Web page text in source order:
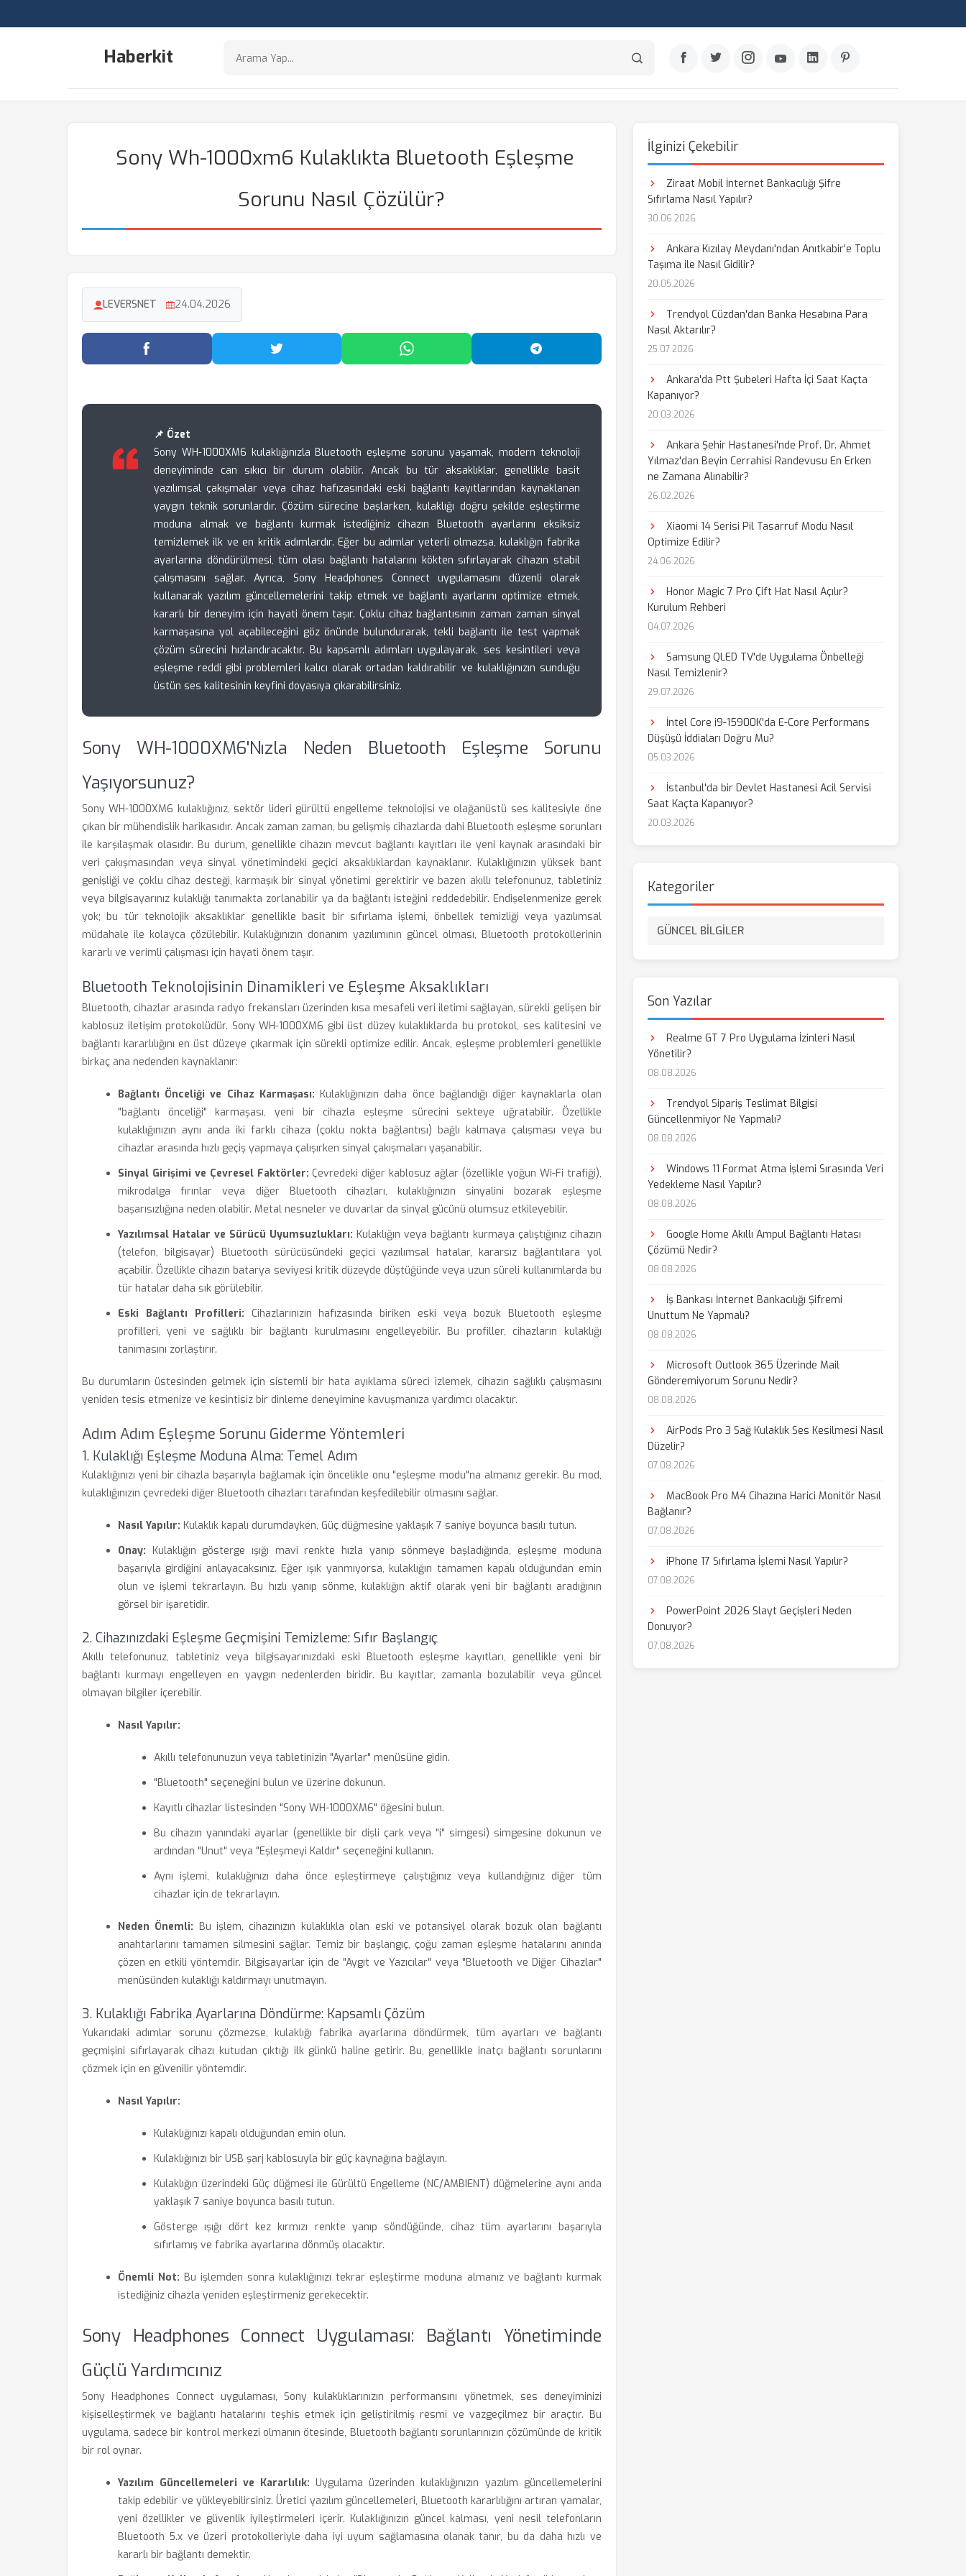
Haberkit
Sony Wh-1000xm6 Kulaklıkta Bluetooth Eşleşme
Sorunu Nasıl Çözülür?
LEVERSNET 24.04.2026
Facebook'ta Paylaş Twitter'da Paylaş WhatsApp'ta Paylaş Telegram'da Paylaş
📌 Özet
Sony WH-1000XM6 kulaklığınızla Bluetooth eşleşme sorunu yaşamak, modern teknoloji
deneyiminde can sıkıcı bir durum olabilir. Ancak bu tür aksaklıklar, genellikle basit
yazılımsal çakışmalar veya cihaz hafızasındaki eski bağlantı kayıtlarından kaynaklanan
yaygın teknik sorunlardır. Çözüm sürecine başlarken, kulaklığı doğru şekilde eşleştirme
moduna almak ve bağlantı kurmak istediğiniz cihazın Bluetooth ayarlarını eksiksiz
temizlemek ilk ve en kritik adımlardır. Eğer bu adımlar yeterli olmazsa, kulaklığın fabrika
ayarlarına döndürülmesi, tüm olası bağlantı hatalarını kökten sıfırlayarak cihazın stabil
çalışmasını sağlar. Ayrıca, Sony Headphones Connect uygulamasını düzenli olarak
kullanarak yazılım güncellemelerini takip etmek ve bağlantı ayarlarını optimize etmek,
kararlı bir deneyim için hayati önem taşır. Çoklu cihaz bağlantısının zaman zaman sinyal
karmaşasına yol açabileceğini göz önünde bulundurarak, tekli bağlantı ile test yapmak
çözüm sürecini hızlandıracaktır. Bu kapsamlı adımları uygulayarak, ses kesintileri veya
eşleşme reddi gibi problemleri kalıcı olarak ortadan kaldırabilir ve kulaklığınızın sunduğu
üstün ses kalitesinin keyfini doyasıya çıkarabilirsiniz.
Sony WH-1000XM6'nızla Neden Bluetooth Eşleşme Sorunu
Yaşıyorsunuz?
Sony WH-1000XM6 kulaklığınız, sektör lideri gürültü engelleme teknolojisi ve olağanüstü ses kalitesiyle öne
çıkan bir mühendislik harikasıdır. Ancak zaman zaman, bu gelişmiş cihazlarda dahi Bluetooth eşleşme sorunları
ile karşılaşmak olasıdır. Bu durum, genellikle cihazın mevcut bağlantı kayıtları ile yeni kaynak arasındaki bir
veri çakışmasından veya sinyal yönetimindeki geçici aksaklıklardan kaynaklanır. Kulaklığınızın yüksek bant
genişliği ve çoklu cihaz desteği, karmaşık bir sinyal yönetimi gerektirir ve bazen akıllı telefonunuz, tabletiniz
veya bilgisayarınız kulaklığı tanımakta zorlanabilir ya da bağlantı isteğini reddedebilir. Endişelenmenize gerek
yok; bu tür teknolojik aksaklıklar genellikle basit bir sıfırlama işlemi, önbellek temizliği veya yazılımsal
müdahale ile kolayca çözülebilir. Kulaklığınızın donanım yazılımının güncel olması, Bluetooth protokollerinin
kararlı ve verimli çalışması için hayati önem taşır.
Bluetooth Teknolojisinin Dinamikleri ve Eşleşme Aksaklıkları
Bluetooth, cihazlar arasında radyo frekansları üzerinden kısa mesafeli veri iletimi sağlayan, sürekli gelişen bir
kablosuz iletişim protokolüdür. Sony WH-1000XM6 gibi üst düzey kulaklıklarda bu protokol, ses kalitesini ve
bağlantı kararlılığını en üst düzeye çıkarmak için sürekli optimize edilir. Ancak, eşleşme problemleri genellikle
birkaç ana nedenden kaynaklanır:
Bağlantı Önceliği ve Cihaz Karmaşası: Kulaklığınızın daha önce bağlandığı diğer kaynaklarla olan
"bağlantı önceliği" karmaşası, yeni bir cihazla eşleşme sürecini sekteye uğratabilir. Özellikle
kulaklığınızın aynı anda iki farklı cihaza (çoklu nokta bağlantısı) bağlı kalmaya çalışması veya bu
cihazlar arasında hızlı geçiş yapmaya çalışırken sinyal çakışmaları yaşanabilir.
Sinyal Girişimi ve Çevresel Faktörler: Çevredeki diğer kablosuz ağlar (özellikle yoğun Wi-Fi trafiği),
mikrodalga fırınlar veya diğer Bluetooth cihazları, kulaklığınızın sinyalini bozarak eşleşme
başarısızlığına neden olabilir. Metal nesneler ve duvarlar da sinyal gücünü olumsuz etkileyebilir.
Yazılımsal Hatalar ve Sürücü Uyumsuzlukları: Kulaklığın veya bağlantı kurmaya çalıştığınız cihazın
(telefon, bilgisayar) Bluetooth sürücüsündeki geçici yazılımsal hatalar, kararsız bağlantılara yol
açabilir. Özellikle cihazın batarya seviyesi kritik düzeyde düştüğünde veya uzun süreli kullanımlarda bu
tür hatalar daha sık görülebilir.
Eski Bağlantı Profilleri: Cihazlarınızın hafızasında biriken eski veya bozuk Bluetooth eşleşme
profilleri, yeni ve sağlıklı bir bağlantı kurulmasını engelleyebilir. Bu profiller, cihazların kulaklığı
tanımasını zorlaştırır.
Bu durumların üstesinden gelmek için sistemli bir hata ayıklama süreci izlemek, cihazın sağlıklı çalışmasını
yeniden tesis etmenize ve kesintisiz bir dinleme deneyimine kavuşmanıza yardımcı olacaktır.
Adım Adım Eşleşme Sorunu Giderme Yöntemleri
1. Kulaklığı Eşleşme Moduna Alma: Temel Adım
Kulaklığınızı yeni bir cihazla başarıyla bağlamak için öncelikle onu "eşleşme modu"na almanız gerekir. Bu mod,
kulaklığınızın çevredeki diğer Bluetooth cihazları tarafından keşfedilebilir olmasını sağlar.
Nasıl Yapılır: Kulaklık kapalı durumdayken, Güç düğmesine yaklaşık 7 saniye boyunca basılı tutun.
Onay: Kulaklığın gösterge ışığı mavi renkte hızla yanıp sönmeye başladığında, eşleşme moduna
başarıyla girdiğini anlayacaksınız. Eğer ışık yanmıyorsa, kulaklığın tamamen kapalı olduğundan emin
olun ve işlemi tekrarlayın. Bu hızlı yanıp sönme, kulaklığın aktif olarak yeni bir bağlantı aradığının
görsel bir işaretidir.
2. Cihazınızdaki Eşleşme Geçmişini Temizleme: Sıfır Başlangıç
Akıllı telefonunuz, tabletiniz veya bilgisayarınızdaki eski Bluetooth eşleşme kayıtları, genellikle yeni bir
bağlantı kurmayı engelleyen en yaygın nedenlerden biridir. Bu kayıtlar, zamanla bozulabilir veya güncel
olmayan bilgiler içerebilir.
Nasıl Yapılır:
Akıllı telefonunuzun veya tabletinizin "Ayarlar" menüsüne gidin.
"Bluetooth" seçeneğini bulun ve üzerine dokunun.
Kayıtlı cihazlar listesinden "Sony WH-1000XM6" öğesini bulun.
Bu cihazın yanındaki ayarlar (genellikle bir dişli çark veya "i" simgesi) simgesine dokunun ve
ardından "Unut" veya "Eşleşmeyi Kaldır" seçeneğini kullanın.
Aynı işlemi, kulaklığınızı daha önce eşleştirmeye çalıştığınız veya kullandığınız diğer tüm
cihazlar için de tekrarlayın.
Neden Önemli: Bu işlem, cihazınızın kulaklıkla olan eski ve potansiyel olarak bozuk olan bağlantı
anahtarlarını tamamen silmesini sağlar. Temiz bir başlangıç, çoğu zaman eşleşme hatalarını anında
çözen en etkili yöntemdir. Bilgisayarlar için de "Aygıt ve Yazıcılar" veya "Bluetooth ve Diğer Cihazlar"
menüsünden kulaklığı kaldırmayı unutmayın.
3. Kulaklığı Fabrika Ayarlarına Döndürme: Kapsamlı Çözüm
Yukarıdaki adımlar sorunu çözmezse, kulaklığı fabrika ayarlarına döndürmek, tüm ayarları ve bağlantı
geçmişini sıfırlayarak cihazı kutudan çıktığı ilk günkü haline getirir. Bu, genellikle inatçı bağlantı sorunlarını
çözmek için en güvenilir yöntemdir.
Nasıl Yapılır:
Kulaklığınızı kapalı olduğundan emin olun.
Kulaklığınızı bir USB şarj kablosuyla bir güç kaynağına bağlayın.
Kulaklığın üzerindeki Güç düğmesi ile Gürültü Engelleme (NC/AMBIENT) düğmelerine aynı anda
yaklaşık 7 saniye boyunca basılı tutun.
Gösterge ışığı dört kez kırmızı renkte yanıp söndüğünde, cihaz tüm ayarlarını başarıyla
sıfırlamış ve fabrika ayarlarına dönmüş olacaktır.
Önemli Not: Bu işlemden sonra kulaklığınızı tekrar eşleştirme moduna almanız ve bağlantı kurmak
istediğiniz cihazla yeniden eşleştirmeniz gerekecektir.
Sony Headphones Connect Uygulaması: Bağlantı Yönetiminde
Güçlü Yardımcınız
Sony Headphones Connect uygulaması, Sony kulaklıklarınızın performansını yönetmek, ses deneyiminizi
kişiselleştirmek ve bağlantı hatalarını teşhis etmek için geliştirilmiş resmi ve vazgeçilmez bir araçtır. Bu
uygulama, sadece bir kontrol merkezi olmanın ötesinde, Bluetooth bağlantı sorunlarınızın çözümünde de kritik
bir rol oynar.
Yazılım Güncellemeleri ve Kararlılık: Uygulama üzerinden kulaklığınızın yazılım güncellemelerini
takip edebilir ve yükleyebilirsiniz. Üretici yazılım güncellemeleri, Bluetooth kararlılığını artıran yamalar,
yeni özellikler ve güvenlik iyileştirmeleri içerir. Kulaklığınızın güncel kalması, yeni nesil telefonların
Bluetooth 5.x ve üzeri protokolleriyle daha iyi uyum sağlamasına olanak tanır, bu da daha hızlı ve
kararlı bir bağlantı demektir.
İlginizi Çekebilir
Ziraat Mobil İnternet Bankacılığı Şifre
Sıfırlama Nasıl Yapılır?
30.06.2026
Ankara Kızılay Meydanı'ndan Anıtkabir'e Toplu
Taşıma ile Nasıl Gidilir?
20.05.2026
Trendyol Cüzdan'dan Banka Hesabına Para
Nasıl Aktarılır?
25.07.2026
Ankara'da Ptt Şubeleri Hafta İçi Saat Kaçta
Kapanıyor?
20.03.2026
Ankara Şehir Hastanesi'nde Prof. Dr. Ahmet
Yılmaz'dan Beyin Cerrahisi Randevusu En Erken
ne Zamana Alınabilir?
26.02.2026
Xiaomi 14 Serisi Pil Tasarruf Modu Nasıl
Optimize Edilir?
24.06.2026
Honor Magic 7 Pro Çift Hat Nasıl Açılır?
Kurulum Rehberi
04.07.2026
Samsung QLED TV'de Uygulama Önbelleği
Nasıl Temizlenir?
29.07.2026
İntel Core i9-15900K'da E-Core Performans
Düşüşü İddiaları Doğru Mu?
05.03.2026
İstanbul'da bir Devlet Hastanesi Acil Servisi
Saat Kaçta Kapanıyor?
20.03.2026
Kategoriler
GÜNCEL BİLGİLER
Son Yazılar
Realme GT 7 Pro Uygulama İzinleri Nasıl
Yönetilir?
08.08.2026
Trendyol Sipariş Teslimat Bilgisi
Güncellenmiyor Ne Yapmalı?
08.08.2026
Windows 11 Format Atma İşlemi Sırasında Veri
Yedekleme Nasıl Yapılır?
08.08.2026
Google Home Akıllı Ampul Bağlantı Hatası
Çözümü Nedir?
08.08.2026
İş Bankası İnternet Bankacılığı Şifremi
Unuttum Ne Yapmalı?
08.08.2026
Microsoft Outlook 365 Üzerinde Mail
Gönderemiyorum Sorunu Nedir?
08.08.2026
AirPods Pro 3 Sağ Kulaklık Ses Kesilmesi Nasıl
Düzelir?
07.08.2026
MacBook Pro M4 Cihazına Harici Monitör Nasıl
Bağlanır?
07.08.2026
iPhone 17 Sıfırlama İşlemi Nasıl Yapılır?
07.08.2026
PowerPoint 2026 Slayt Geçişleri Neden
Donuyor?
07.08.2026